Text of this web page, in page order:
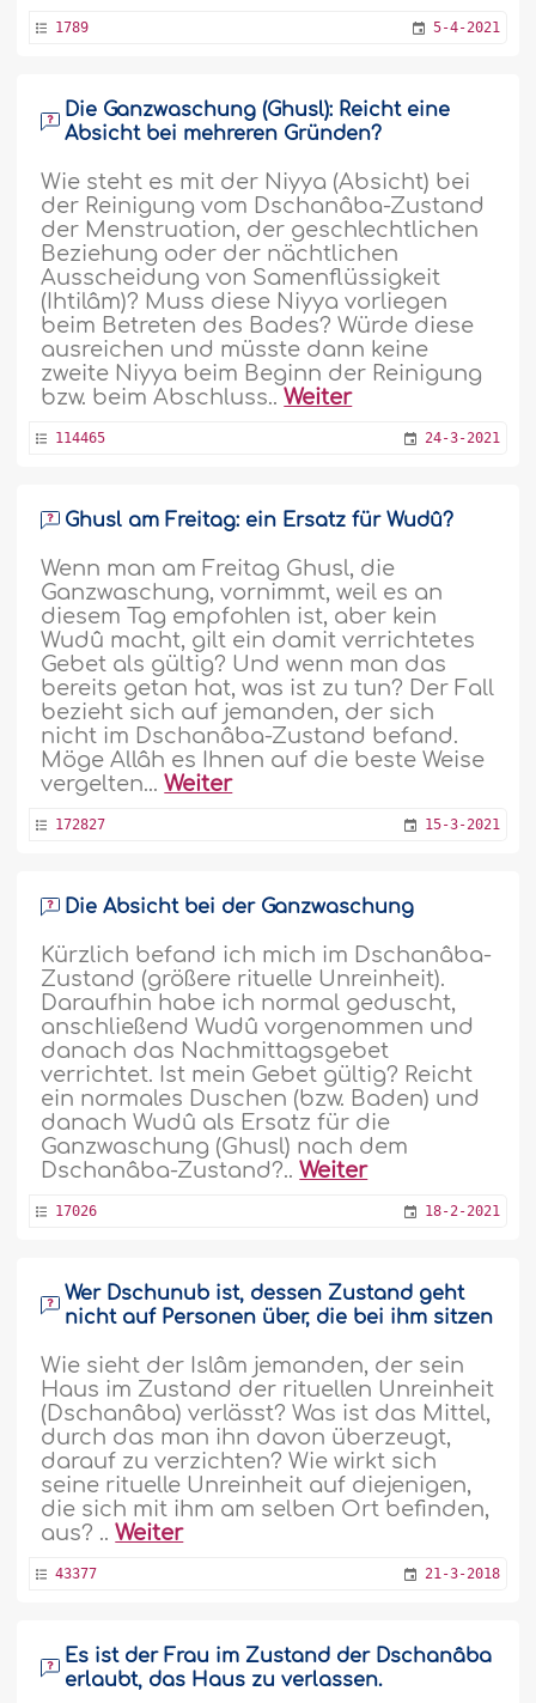
1789 5-4-2021
Die Ganzwaschung (Ghusl): Reicht eine
Absicht bei mehreren Gründen?
Wie steht es mit der Niyya (Absicht) bei
der Reinigung vom Dschanâba-Zustand
der Menstruation, der geschlechtlichen
Beziehung oder der nächtlichen
Ausscheidung von Samenflüssigkeit
(Ihtilâm)? Muss diese Niyya vorliegen
beim Betreten des Bades? Würde diese
ausreichen und müsste dann keine
zweite Niyya beim Beginn der Reinigung
bzw. beim Abschluss..Weiter
114465 24-3-2021
Ghusl am Freitag: ein Ersatz für Wudû?
Wenn man am Freitag Ghusl, die
Ganzwaschung, vornimmt, weil es an
diesem Tag empfohlen ist, aber kein
Wudû macht, gilt ein damit verrichtetes
Gebet als gültig? Und wenn man das
bereits getan hat, was ist zu tun? Der Fall
bezieht sich auf jemanden, der sich
nicht im Dschanâba-Zustand befand.
Möge Allâh es Ihnen auf die beste Weise
vergelten...Weiter
172827 15-3-2021
Die Absicht bei der Ganzwaschung
Kürzlich befand ich mich im Dschanâba-
Zustand (größere rituelle Unreinheit).
Daraufhin habe ich normal geduscht,
anschließend Wudû vorgenommen und
danach das Nachmittagsgebet
verrichtet. Ist mein Gebet gültig? Reicht
ein normales Duschen (bzw. Baden) und
danach Wudû als Ersatz für die
Ganzwaschung (Ghusl) nach dem
Dschanâba-Zustand?..Weiter
17026 18-2-2021
Wer Dschunub ist, dessen Zustand geht
nicht auf Personen über, die bei ihm sitzen
Wie sieht der Islâm jemanden, der sein
Haus im Zustand der rituellen Unreinheit
(Dschanâba) verlässt? Was ist das Mittel,
durch das man ihn davon überzeugt,
darauf zu verzichten? Wie wirkt sich
seine rituelle Unreinheit auf diejenigen,
die sich mit ihm am selben Ort befinden,
aus? ..Weiter
43377 21-3-2018
Es ist der Frau im Zustand der Dschanâba
erlaubt, das Haus zu verlassen.